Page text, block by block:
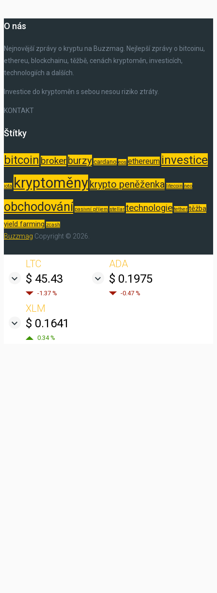
O nás
Nejnovější zprávy o kryptu na Buzzmag. Nejlepší zprávy o bitcoinu,
ethereu, blockchainu, těžbě, cenách kryptoměn, investicích,
technologiích a dalších.
Investice do kryptoměn s sebou nesou riziko ztráty.
KONTAKT
Štítky
bitcoin brokerburzy cardano eos ethereum investice
iota kryptoměnykrypto peněženka litecoin neo
obchodování pasivní příjem stellar technologie tether těžba
yield farming zcash
Buzzmag Copyright © 2026.
LTC
$ 45.43
-1.37 %
ADA
$ 0.1975
-0.47 %
XLM
$ 0.1641
0.34 %